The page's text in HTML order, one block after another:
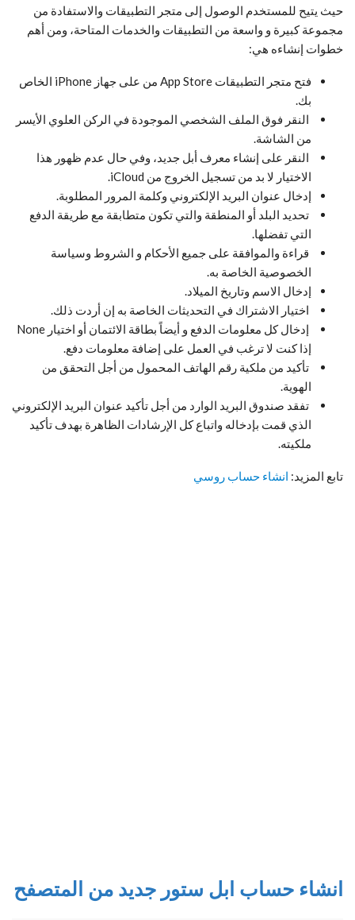
حيث يتيح للمستخدم الوصول إلى متجر التطبيقات والاستفادة من
مجموعة كبيرة و واسعة من التطبيقات والخدمات المتاحة، ومن أهم
خطوات إنشاءه هي:
فتح متجر التطبيقات App Store من على جهاز iPhone الخاص
بك.
النقر فوق الملف الشخصي الموجودة في الركن العلوي الأيسر
من الشاشة.
النقر على إنشاء معرف أبل جديد، وفي حال عدم ظهور هذا
الاختيار لا بد من تسجيل الخروج من iCloud.
إدخال عنوان البريد الإلكتروني وكلمة المرور المطلوبة.
تحديد البلد أو المنطقة والتي تكون متطابقة مع طريقة الدفع
التي تفضلها.
قراءة والموافقة على جميع الأحكام و الشروط وسياسة
الخصوصية الخاصة به.
إدخال الاسم وتاريخ الميلاد.
اختيار الاشتراك في التحديثات الخاصة به إن أردت ذلك.
إدخال كل معلومات الدفع و أيضاً بطاقة الائتمان أو اختيار None
إذا كنت لا ترغب في العمل على إضافة معلومات دفع.
تأكيد من ملكية رقم الهاتف المحمول من أجل التحقق من
الهوية.
تفقد صندوق البريد الوارد من أجل تأكيد عنوان البريد الإلكتروني
الذي قمت بإدخاله واتباع كل الإرشادات الظاهرة بهدف تأكيد
ملكيته.
تابع المزيد: انشاء حساب روسي
انشاء حساب ابل ستور جديد من المتصفح